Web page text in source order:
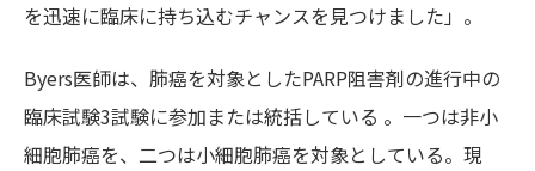
を迅速に臨床に持ち込むチャンスを見つけました」。
Byers医師は、肺癌を対象としたPARP阻害剤の進行中の
臨床試験3試験に参加または統括している 。一つは非小
細胞肺癌を、二つは小細胞肺癌を対象としている。現